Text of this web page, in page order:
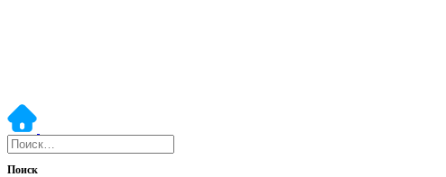
Поиск